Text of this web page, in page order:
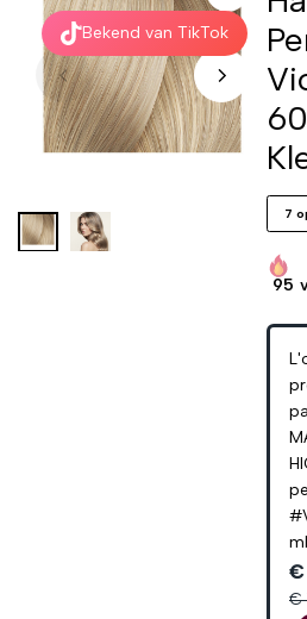
Bekend van TikTok
7
95
ml
€
€